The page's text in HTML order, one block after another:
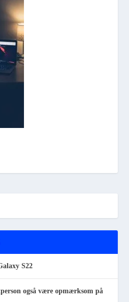
S22
også være opmærksom på